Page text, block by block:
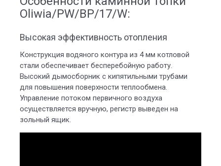
Oliwia/PW/BP/17/W:
Высокая эффективность отопления
Конструкция водяного контура из 4 мм котловой
стали обеспечивает бесперебойную работу.
Высокий дымосборник с кипятильными трубами
для повышения поверхности теплообмена.
Управление потоком первичного воздуха
осуществляется вручную, регистр выведен на
зольный ящик.